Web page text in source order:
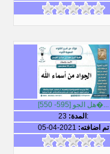
[550 -595] هل الجو�...
المدة: 23:
تم اضافته: